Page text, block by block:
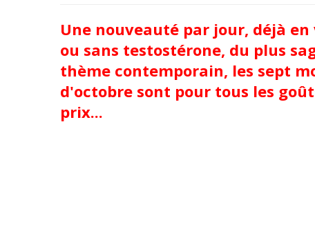
Une nouveauté par jour, déjà
ou sans testostérone, du plus
thème contemporain, les sept
d'octobre sont pour tous les
prix...